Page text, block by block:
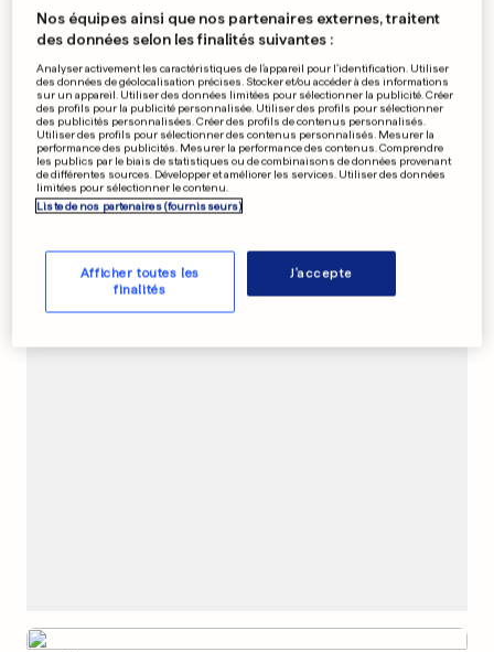
VATICAN
Le pape victime de deux
crises respiratoires «aiguës»
6 36 20
SAISIE AU LUXEMBOURG
Une intuition a permis de
découvrir la cocaïne dans le
Nos équipes ainsi que nos partenaires externes, traitent
des données selon les finalités suivantes :
Analyser activement les caractéristiques de l’appareil pour l’identification. Utiliser
des données de géolocalisation précises. Stocker et/ou accéder à des informations
sur un appareil. Utiliser des données limitées pour sélectionner la publicité. Créer
des profils pour la publicité personnalisée. Utiliser des profils pour sélectionner
des publicités personnalisées. Créer des profils de contenus personnalisés.
Utiliser des profils pour sélectionner des contenus personnalisés. Mesurer la
performance des publicités. Mesurer la performance des contenus. Comprendre
les publics par le biais de statistiques ou de combinaisons de données provenant
de différentes sources. Développer et améliorer les services. Utiliser des données
limitées pour sélectionner le contenu.
Liste de nos partenaires (fournisseurs)
Afficher toutes les
finalités
J'accepte